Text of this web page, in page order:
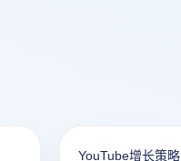
YouTube增长策略